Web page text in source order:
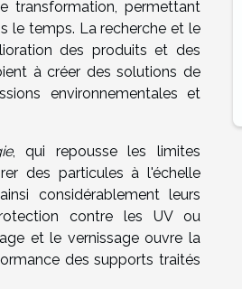
permettant
le temps. La recherche et le
des produits et des
à créer des solutions de
environnementales et
, qui repousse les limites
des particules à l'échelle
considérablement leurs
contre les UV ou
et le vernissage ouvre la
des supports traités